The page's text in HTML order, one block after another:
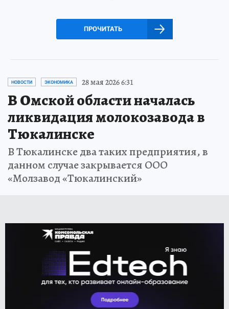
ПРОЧИТАТЬ
НОВОСТИ ЭКОНОМИКА 28 мая 2026 6:31
В Омской области началась
ликвидация молокозавода в
Тюкалинске
В Тюкалинске два таких предприятия, в
данном случае закрывается ООО
«Молзавод «Тюкалинский»